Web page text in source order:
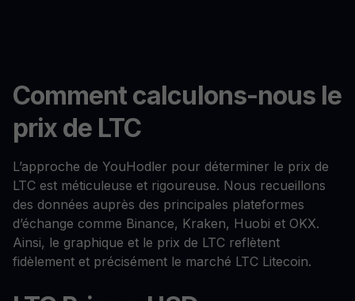
Comment calculons-nous le
prix de LTC
L’approche de YouHodler pour déterminer le prix de
LTC est méticuleuse et rigoureuse. Nous recueillons
des données auprès des principales plateformes
d’échange comme Binance, Kraken, Huobi et OKX.
Ainsi, le graphique et le prix de LTC reflètent
fidèlement et précisément le marché LTC Litecoin.